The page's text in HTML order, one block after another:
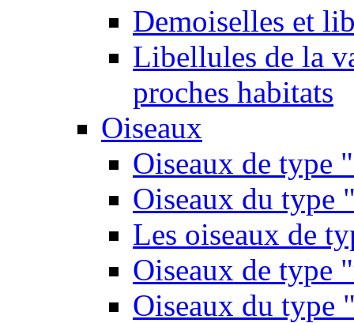
Demoiselles et
Libellules de la
proches habitats
Oiseaux
Oiseaux de type
Oiseaux du type
Les oiseaux de
Oiseaux de type
Oiseaux du type